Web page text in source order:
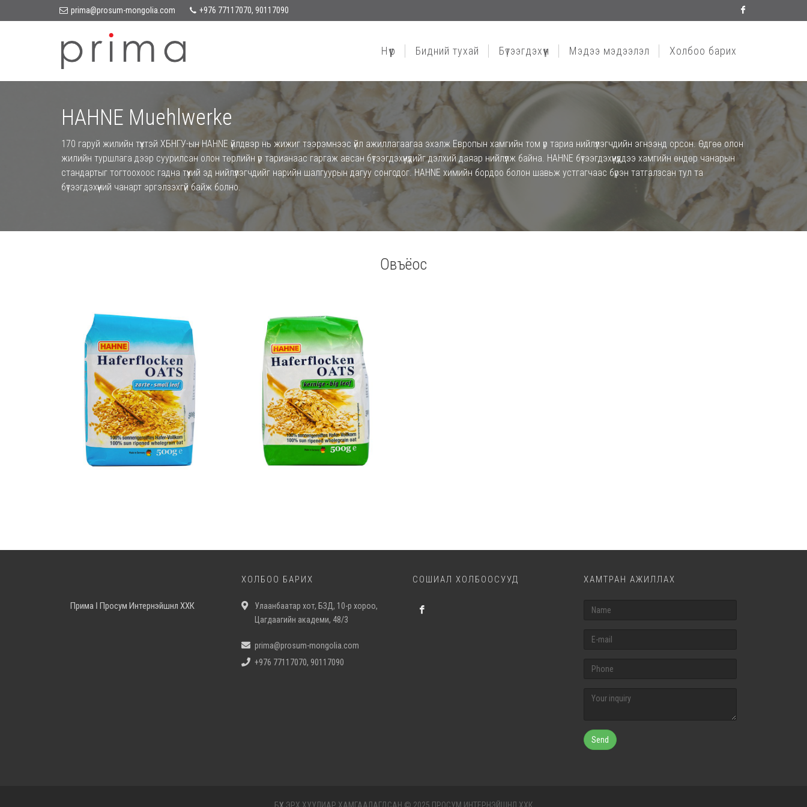
prima@prosum-mongolia.com +976 77117070, 90117090
Нүүр Бидний тухай Бүтээгдэхүүн Мэдээ мэдээлэл Холбоо барих
HAHNE Muehlwerke
170 гаруй жилийн түүхтэй ХБНГУ-ын HAHNE үйлдвэр нь жижиг тээрэмнээс үйл ажиллагаагаа эхэлж Европын хамгийн том үр тариа нийлүүлэгчдийн эгнээнд орсон. Өдгөө олон
жилийн туршлага дээр суурилсан олон төрлийн үр тарианаас гаргаж авсан бүтээгдэхүүнүүдийг дэлхий даяар нийлүүлж байна. HAHNE бүтээгдэхүүнүүддээ хамгийн өндөр чанарын
стандартыг тогтоохоос гадна түүхий эд нийлүүлэгчдийг нарийн шалгуурын дагуу сонгодог. HAHNE химийн бордоо болон шавьж устгагчаас бүрэн татгалзсан тул та
бүтээгдэхүүний чанарт эргэлзэхгүй байж болно.
Овъёос
Прима ǀ Просум Интернэйшнл ХХК
ХОЛБОО БАРИХ
Улаанбаатар хот, БЗД, 10-р хороо,
Цагдаагийн академи, 48/3
prima@prosum-mongolia.com
+976 77117070, 90117090
СОШИАЛ ХОЛБООСУУД ХАМТРАН АЖИЛЛАХ
Send